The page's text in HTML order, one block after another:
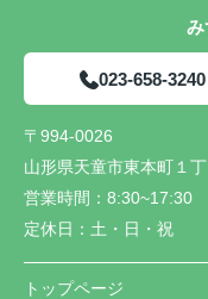
み
023-658-3240
〒994-0026
山形県天童市東本町１
営業時間： 8:30~17:30
定休日： 土・日・祝
トップページ